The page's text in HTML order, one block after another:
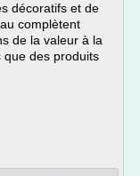
décoratifs et de
complètent
de la valeur à la
que des produits